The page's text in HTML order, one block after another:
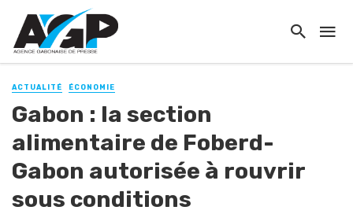
ACTUALITÉ ÉCONOMIE
Gabon : la section
alimentaire de Foberd-
Gabon autorisée à rouvrir
sous conditions